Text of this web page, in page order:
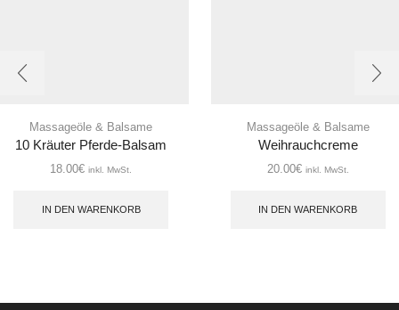
Massageöle & Balsame
10 Kräuter Pferde-Balsam
18.00€ inkl. MwSt.
IN DEN WARENKORB
Massageöle & Balsame
Weihrauchcreme
20.00€ inkl. MwSt.
IN DEN WARENKORB